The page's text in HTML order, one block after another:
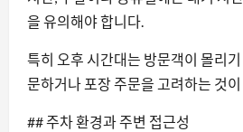
을 유의해야 합니다.
특히 오후 시간대는 방문객이 몰리
문하거나 포장 주문을 고려하는 것
## 주차 환경과 주변 접근성